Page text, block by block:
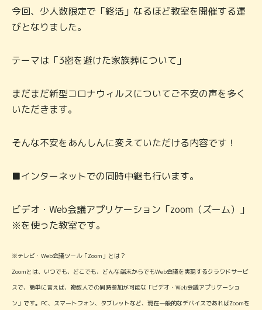
今回、少人数限定で「終活」なるほど教室を開催する運
びとなりました。
テーマは「3密を避けた家族葬について」
まだまだ新型コロナウィルスについてご不安の声を多く
いただきます。
そんな不安をあんしんに変えていただける内容です！
■インターネットでの同時中継も行います。
ビデオ・Web会議アプリケーション「zoom（ズーム）」
※を使った教室です。
※テレビ・Web会議ツール「Zoom」とは？
Zoomとは、いつでも、どこでも、どんな端末からでもWeb会議を実現するクラウドサービ
スで、簡単に言えば、複数人での同時参加が可能な「ビデオ・Web会議アプリケーショ
ン」です。PC、スマートフォン、タブレットなど、現在一般的なデバイスであればZoomを